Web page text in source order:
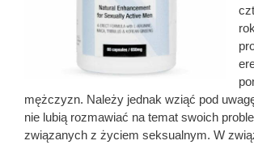
mężczyzn. Należy jednak wziąć pod
nie lubią rozmawiać na temat swoich
związanych z życiem seksualnym. W